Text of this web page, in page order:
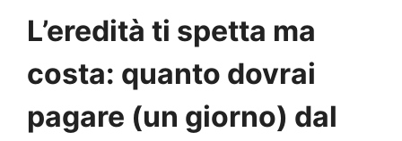
L’eredità ti spetta ma
costa: quanto dovrai
pagare (un giorno) dal